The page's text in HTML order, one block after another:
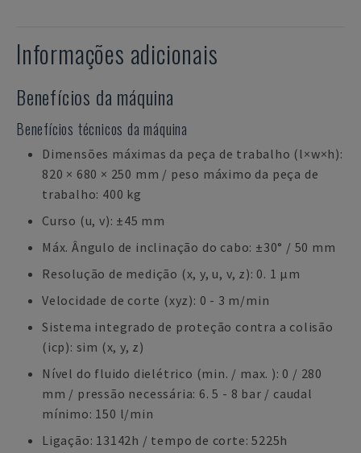
Informações adicionais
Benefícios da máquina
Benefícios técnicos da máquina
Dimensões máximas da peça de trabalho (l×w×h):
820 × 680 × 250 mm / peso máximo da peça de
trabalho: 400 kg
Curso (u, v): ±45 mm
Máx. Ângulo de inclinação do cabo: ±30° / 50 mm
Resolução de medição (x, y, u, v, z): 0. 1 µm
Velocidade de corte (xyz): 0 - 3 m/min
Sistema integrado de proteção contra a colisão
(icp): sim (x, y, z)
Nível do fluido dielétrico (min. / max. ): 0 / 280
mm / pressão necessária: 6. 5 - 8 bar / caudal
mínimo: 150 l/min
Ligação: 13142h / tempo de corte: 5225h